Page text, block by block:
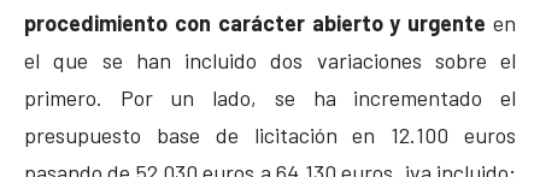
procedimiento con carácter abierto y urgente en
el que se han incluido dos variaciones sobre el
primero. Por un lado, se ha incrementado el
presupuesto base de licitación en 12.100 euros